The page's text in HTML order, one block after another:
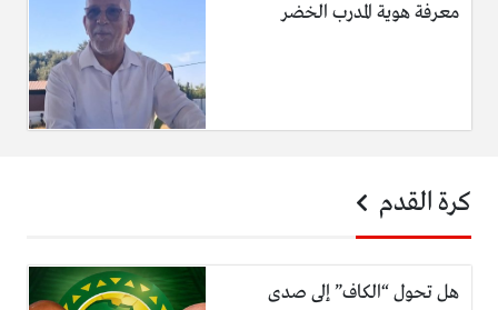
معرفة هوية المدرب الخضر
كرة القدم
هل تحول “الكاف” إلى صدى